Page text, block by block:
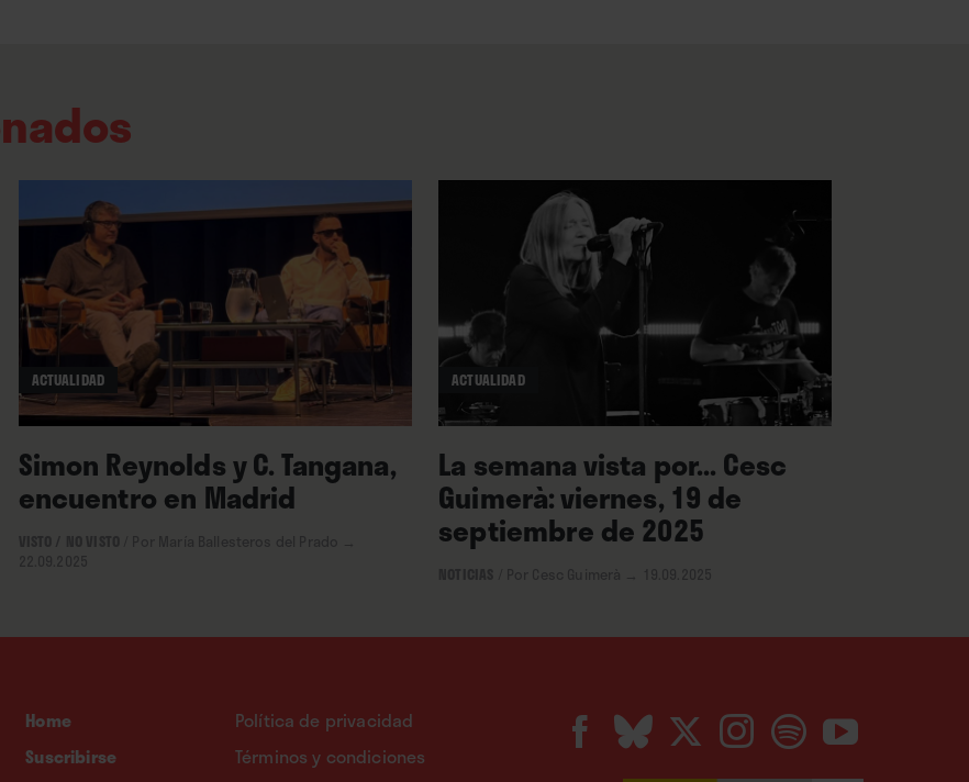
ACTUALIDAD
Simon Reynolds y C. Tangana,
encuentro en Madrid
ACTUALIDAD
La semana vista por... Cesc
Guimerà: viernes, 19 de
septiembre de 2025
Home
Suscribirse
Política de privacidad
Términos y condiciones